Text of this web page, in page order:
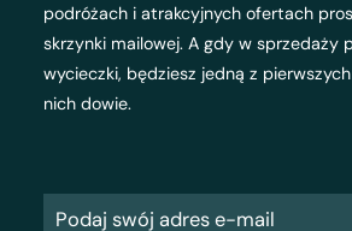
podróżach i atrakcyjnych ofertach
skrzynki mailowej. A gdy w sprzedaży
wycieczki, będziesz jedną z
nich dowie.